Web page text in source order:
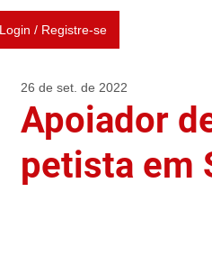
Login / Registre-se
Apoiador
petista em
26 de set. de 2022